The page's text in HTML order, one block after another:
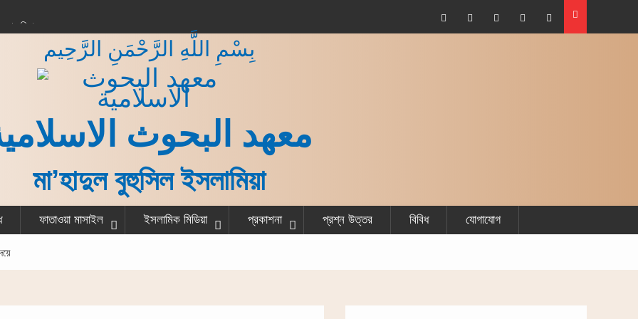
বিধান
শেষ করে একজন
গরু বর্গা দেওয়ার বিধান
بِسْمِ اللَّهِ الرَّحْمَنِ الرَّحِيم
معهد البحوث
মা’হাদুল বুহুসিল ইসলামিয়া
ফাতাওয়া মাসাইল ইসলামিক মিডিয়া প্রকাশনা প্রশ্ন উত্তর বিবিধ যোগাযোগ